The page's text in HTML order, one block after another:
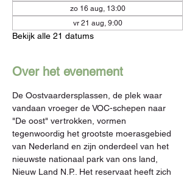
zo 16 aug, 13:00
vr 21 aug, 9:00
Bekijk alle 21 datums
Over het evenement
De Oostvaardersplassen, de plek waar
vandaan vroeger de VOC-schepen naar
"De oost" vertrokken, vormen
tegenwoordig het grootste moerasgebied
van Nederland en zijn onderdeel van het
nieuwste nationaal park van ons land,
Nieuw Land N.P.. Het reservaat heeft zich